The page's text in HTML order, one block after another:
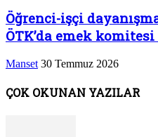
Öğrenci-işçi
ÖTK’da emek
Manset 30 Temmuz 2026
ÇOK OKUNAN YAZILAR